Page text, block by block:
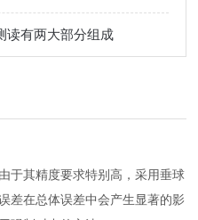
读有两大部分组成
于其精度要求特别高，采用垂球
差在总体误差中会产生显著的影